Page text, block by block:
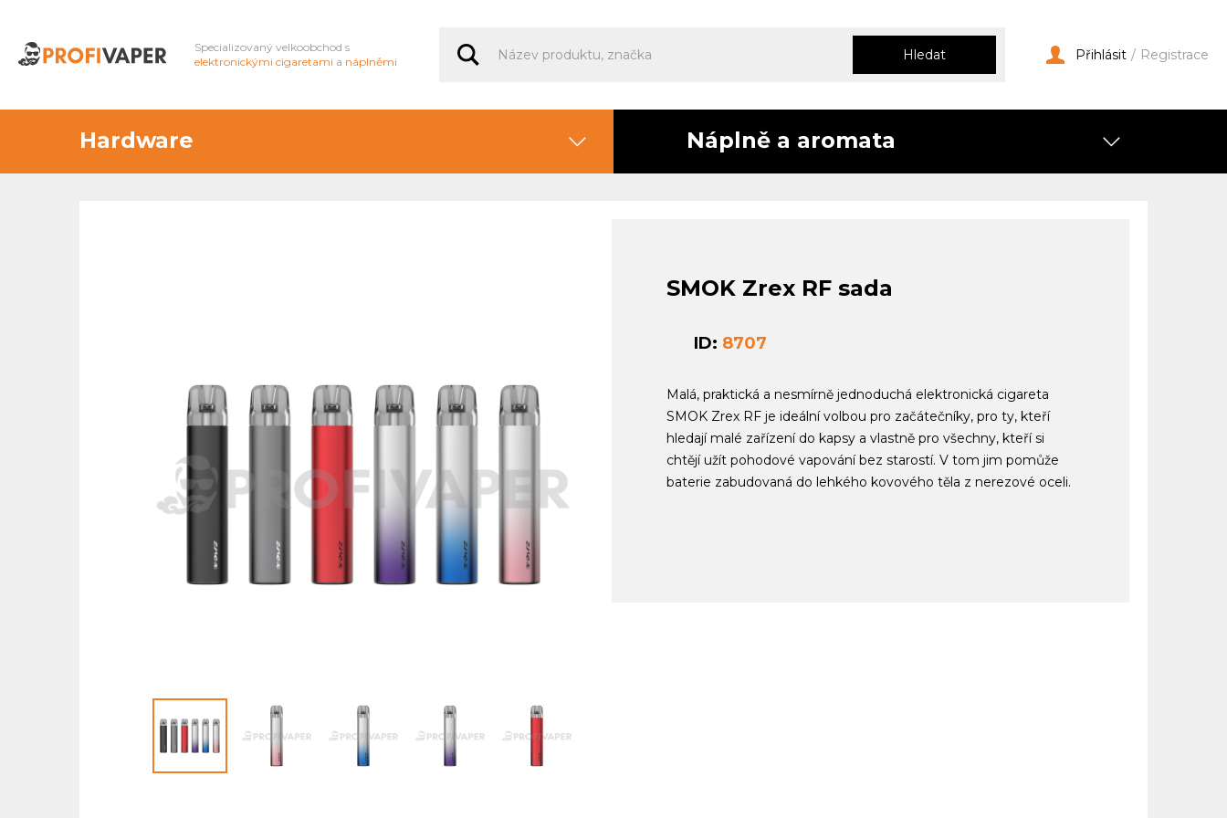
Specializovaný velkoobchod s
elektronickými cigaretami a náplněmi Hledat Přihlásit / Registrace
Hardware Náplně a aromata
SMOK Zrex RF sada
ID: 8707
Malá, praktická a nesmírně jednoduchá elektronická cigareta
SMOK Zrex RF je ideální volbou pro začátečníky, pro ty, kteří
hledají malé zařízení do kapsy a vlastně pro všechny, kteří si
chtějí užít pohodové vapování bez starostí. V tom jim pomůže
baterie zabudovaná do lehkého kovového těla z nerezové oceli.